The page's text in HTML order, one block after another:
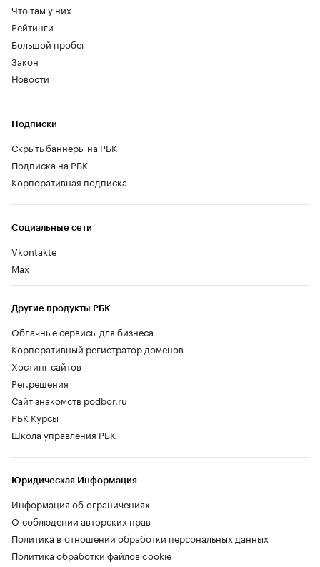
Что там у них
Рейтинги
Большой пробег
Закон
Новости
Социальные сети
Vkontakte
Max
Другие продукты РБК
Облачные сервисы для бизнеса
Корпоративный регистратор доменов
Хостинг сайтов
Рег.решения
Сайт знакомств podbor.ru
РБК Курсы
Школа управления РБК
Подписки
Скрыть баннеры на РБК
Подписка на РБК
Корпоративная подписка
Юридическая Информация
Информация об ограничениях
О соблюдении авторских прав
Политика в отношении обработки персональных данных
Политика обработки файлов cookie